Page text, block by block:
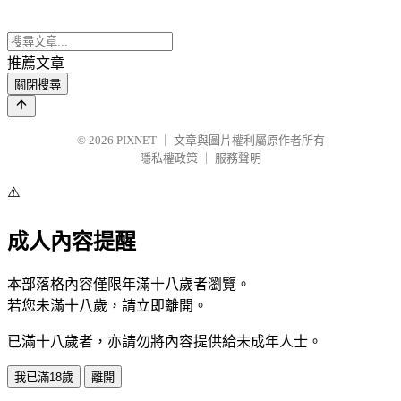
推薦文章
關閉搜尋
© 2026 PIXNET
文章與圖片權利屬原作者所有
隱私權政策
服務聲明
⚠️
成人內容提醒
本部落格內容僅限年滿十八歲者瀏覽。
若您未滿十八歲，請立即離開。
已滿十八歲者，亦請勿將內容提供給未成年人士。
我已滿18歲 離開